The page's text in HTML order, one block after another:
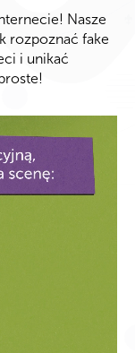
Nasze
rozpoznać fake
i unikać